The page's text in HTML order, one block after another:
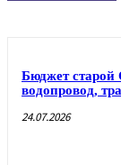
Бюджет старой
водопровод,
24.07.2026